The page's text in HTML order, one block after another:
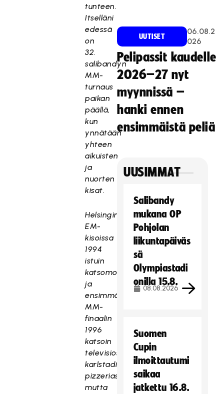
tunteen.
Itselläni
edessä
on
32.
salibandyn
MM-
turnaus
paikan
päällä,
kun
ynnätään
yhteen
aikuisten
ja
nuorten
kisat.
Helsingin
EM-
kisoissa
1994
istuin
katsomossa
ja
ensimmäisen
MM-
finaalin
1996
katsoin
televisiosta
karlstadilaisessa
pizzeriassa,
mutta
UUTISET
06.08.2
026
Pelipassit kaudelle
2026–27 nyt
myynnissä –
hanki ennen
ensimmäistä peliä
UUSIMMAT
Salibandy
mukana OP
Pohjolan
liikuntapäiväs
sä
Olympiastadi
onilla 15.8.
08.08.2026
Suomen
Cupin
ilmoittautumi
saikaa
jatkettu 16.8.